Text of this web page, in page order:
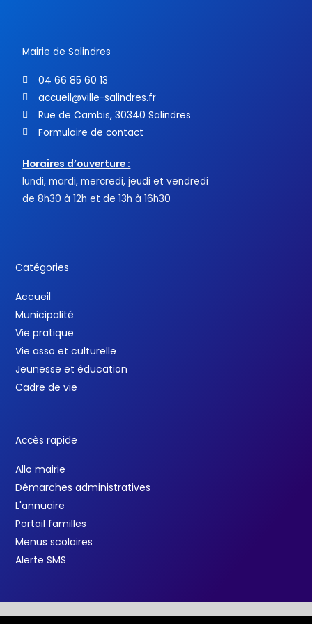
Mairie de Salindres
04 66 85 60 13
accueil@ville-salindres.fr
Rue de Cambis, 30340 Salindres
Formulaire de contact
Horaires d’ouverture :
lundi, mardi, mercredi, jeudi et vendredi
de 8h30 à 12h et de 13h à 16h30
Catégories
Accueil
Municipalité
Vie pratique
Vie asso et culturelle
Jeunesse et éducation
Cadre de vie
Accès rapide
Allo mairie
Démarches administratives
L'annuaire
Portail familles
Menus scolaires
Alerte SMS